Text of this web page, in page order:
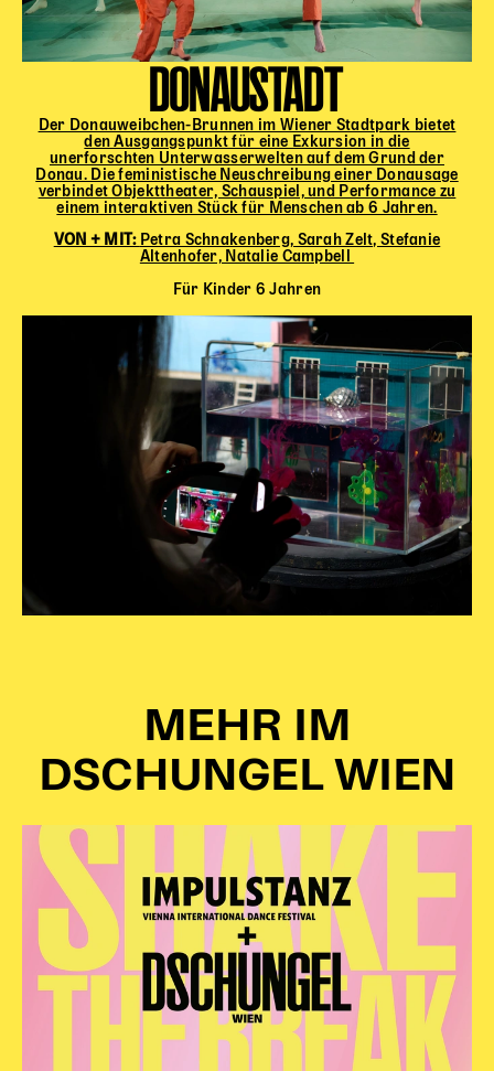
DONAUSTADT
Der Donauweibchen-Brunnen im Wiener Stadtpark bietet
den Ausgangspunkt für eine Exkursion in die
unerforschten Unterwasserwelten auf dem Grund der
Donau. Die feministische Neuschreibung einer Donausage
verbindet Objekttheater, Schauspiel, und Performance zu
einem interaktiven Stück für Menschen ab 6 Jahren.
VON + MIT: Petra Schnakenberg, Sarah Zelt, Stefanie
Altenhofer, Natalie Campbell
Für Kinder 6 Jahren
MEHR IM
DSCHUNGEL WIEN